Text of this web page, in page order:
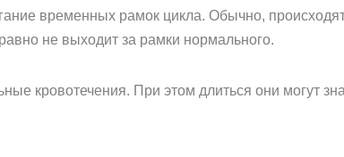
временных рамок цикла. Обычно,
не выходит за рамки нормального.
кровотечения. При этом длиться они могут